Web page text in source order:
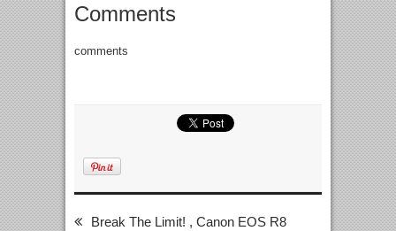
Comments
comments
Break The Limit! , Canon EOS R8